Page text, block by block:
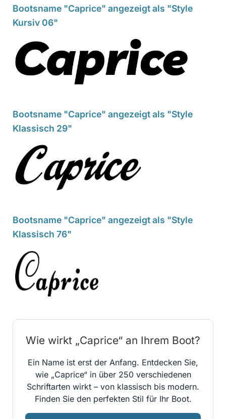
Bootsname "Caprice" angezeigt als "Style
Kursiv 06"
Bootsname "Caprice" angezeigt als "Style
Klassisch 29"
Bootsname "Caprice" angezeigt als "Style
Klassisch 76"
Wie wirkt „Caprice“ an Ihrem Boot?
Ein Name ist erst der Anfang. Entdecken Sie,
wie „Caprice“ in über 250 verschiedenen
Schriftarten wirkt – von klassisch bis modern.
Finden Sie den perfekten Stil für Ihr Boot.